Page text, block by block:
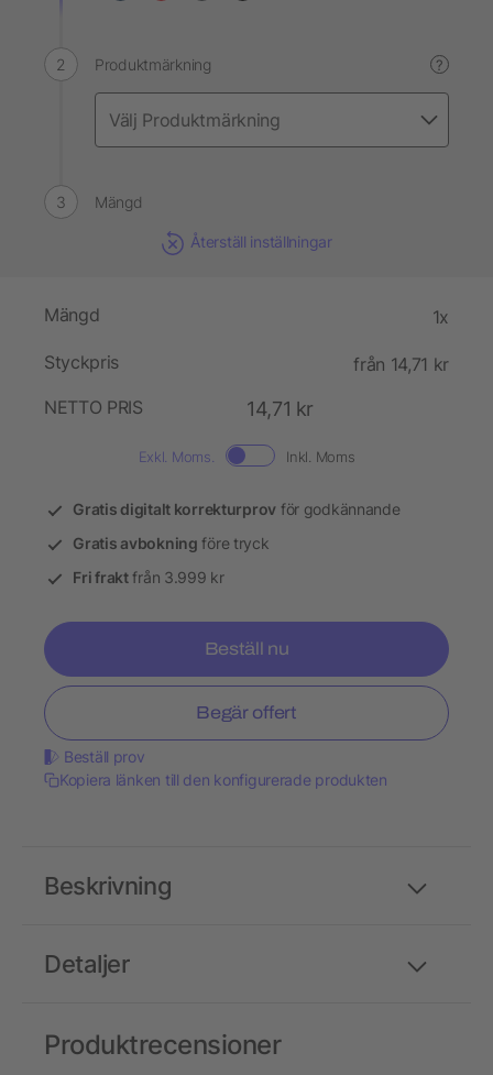
Produktmärkning ?
Mängd
Återställ inställningar
Mängd 1x
Styckpris
från 14,71 kr
NETTO PRIS
14,71 kr
Exkl. Moms. Inkl. Moms
Gratis digitalt korrekturprov för godkännande
Gratis avbokning före tryck
Fri fraktfrån 3.999 kr
Beställ nu
Begär offert
Beställ prov
Kopiera länken till den konfigurerade produkten
Detaljer
Beskrivning
Produktrecensioner